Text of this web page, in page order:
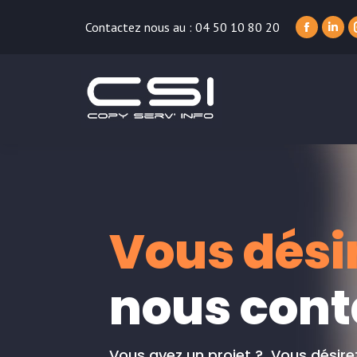
Contactez nous au : 04 50 10 80 20
window
Vous
nous